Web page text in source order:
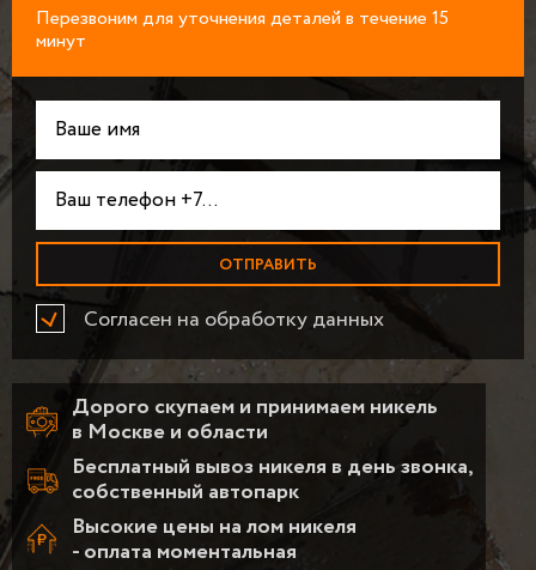
Дорого скупаем и принимаем никель
в Москве и области
Бесплатный вывоз никеля в день звонка,
собственный автопарк
Высокие цены на лом никеля
- оплата моментальная
Перезвоним для уточнения деталей в течение 15
минут
Согласен на обработку данных